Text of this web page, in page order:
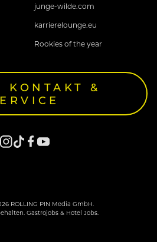
junge-wilde.com
karrierelounge.eu
Rookies of the year
KONTAKT &
ROLLING PIN Media GmbH.
Gastrojobs & Hotel Jobs.